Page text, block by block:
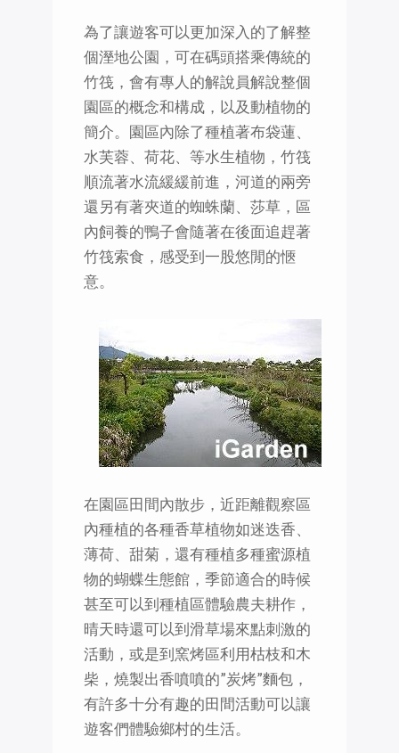
為了讓遊客可以更加深入的了解整
個溼地公園，可在碼頭搭乘傳統的
竹筏，會有專人的解說員解說整個
園區的概念和構成，以及動植物的
簡介。園區內除了種植著布袋蓮、
水芙蓉、荷花、等水生植物，竹筏
順流著水流緩緩前進，河道的兩旁
還另有著夾道的蜘蛛蘭、莎草，區
內飼養的鴨子會隨著在後面追趕著
竹筏索食，感受到一股悠閒的愜
意。
在園區田間內散步，近距離觀察區
內種植的各種香草植物如迷迭香、
薄荷、甜菊，還有種植多種蜜源植
物的蝴蝶生態館，季節適合的時候
甚至可以到種植區體驗農夫耕作，
晴天時還可以到滑草場來點刺激的
活動，或是到窯烤區利用枯枝和木
柴，燒製出香噴噴的”炭烤”麵包，
有許多十分有趣的田間活動可以讓
遊客們體驗鄉村的生活。